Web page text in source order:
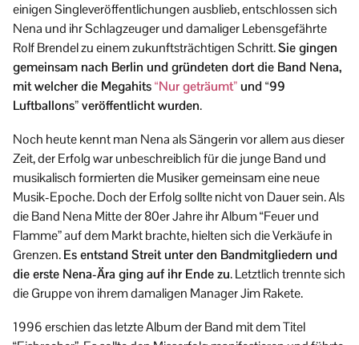
einigen Singleveröffentlichungen ausblieb, entschlossen sich
Nena und ihr Schlagzeuger und damaliger Lebensgefährte
Rolf Brendel zu einem zukunftsträchtigen Schritt.Sie gingen
gemeinsam nach Berlin und gründeten dort die Band Nena,
mit welcher die Megahits“Nur geträumt”und “99
Luftballons” veröffentlicht wurden.
Noch heute kennt man Nena als Sängerin vor allem aus dieser
Zeit, der Erfolg war unbeschreiblich für die junge Band und
musikalisch formierten die Musiker gemeinsam eine neue
Musik-Epoche. Doch der Erfolg sollte nicht von Dauer sein. Als
die Band Nena Mitte der 80er Jahre ihr Album “Feuer und
Flamme” auf dem Markt brachte, hielten sich die Verkäufe in
Grenzen.Es entstand Streit unter den Bandmitgliedern und
die erste Nena-Ära ging auf ihr Ende zu. Letztlich trennte sich
die Gruppe von ihrem damaligen Manager Jim Rakete.
1996 erschien das letzte Album der Band mit dem Titel